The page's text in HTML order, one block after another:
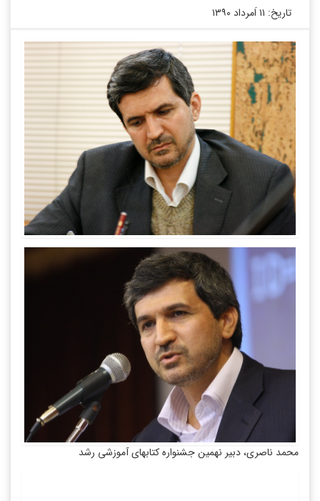
تاریخ: ۱۱ اَمرداد ۱۳۹۰
محمد ناصری، دبیر نهمین جشنواره کتاب‏های آموزشی رشد